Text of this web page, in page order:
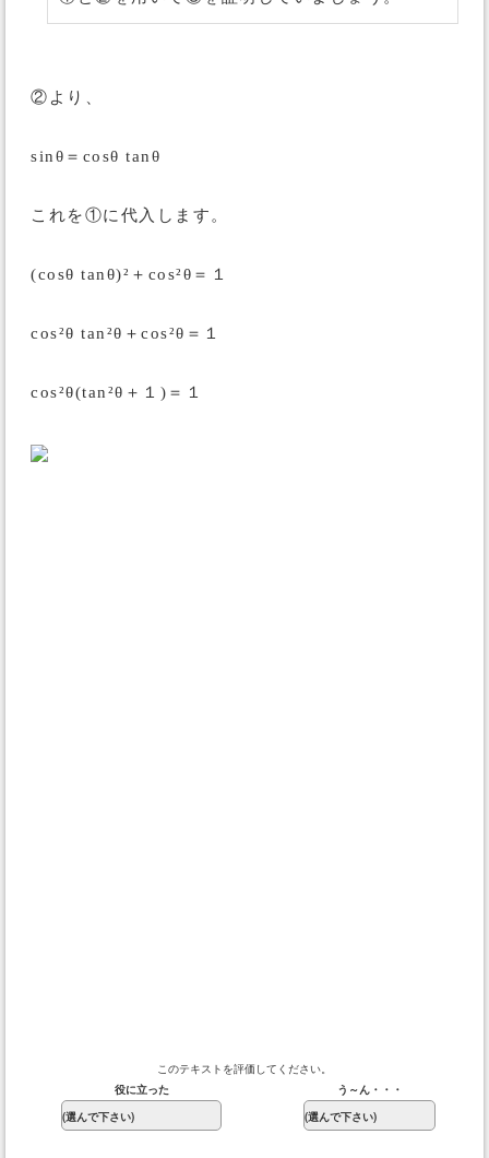
②より、
sinθ＝cosθ tanθ
これを①に代入します。
(cosθ tanθ)²＋cos²θ＝１
cos²θ tan²θ＋cos²θ＝１
cos²θ(tan²θ＋１)＝１
このテキストを評価してください。
役に立った
う～ん・・・